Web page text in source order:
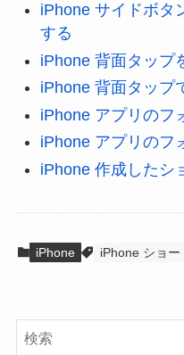
iPhone サイドボタ
する
iPhone 背面タップ
iPhone 背面タップ
iPhone アプリのフ
iPhone アプリのフ
iPhone 作成したシ
iPhone iPhone ショー